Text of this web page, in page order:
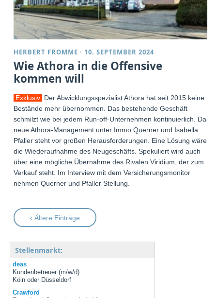
HERBERT FROMME · 10. SEPTEMBER 2024
Wie Athora in die Offensive
kommen will
Exklusiv Der Abwicklungsspezialist Athora hat seit 2015 keine
Bestände mehr übernommen. Das bestehende Geschäft
schmilzt wie bei jedem Run-off-Unternehmen kontinuierlich. Das
neue Athora-Management unter Immo Querner und Isabella
Pfaller steht vor großen Herausforderungen. Eine Lösung wäre
die Wiederaufnahme des Neugeschäfts. Spekuliert wird auch
über eine mögliche Übernahme des Rivalen Viridium, der zum
Verkauf steht. Im Interview mit dem Versicherungsmonitor
nehmen Querner und Pfaller Stellung.
‹ Ältere Einträge
Stellenmarkt:
deas
Kundenbetreuer (m/w/d)
Köln oder Düsseldorf
Crawford